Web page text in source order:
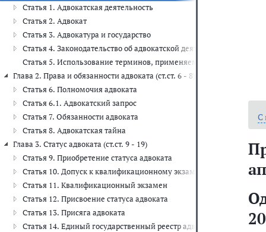
Статья 1. Адвокатская деятельность
Статья 2. Адвокат
Статья 3. Адвокатура и государство
Статья 4. Законодательство об адвокатской деятельности и
Статья 5. Использование терминов, применяемых в настоящем
Глава 2. Права и обязанности адвоката (ст.ст. 6 - 8)
Статья 6. Полномочия адвоката
Статья 6.1. Адвокатский запрос
Статья 7. Обязанности адвоката
Статья 8. Адвокатская тайна
Глава 3. Статус адвоката (ст.ст. 9 - 19)
Статья 9. Приобретение статуса адвоката
Статья 10. Допуск к квалификационному экзамену
Статья 11. Квалификационный экзамен
Статья 12. Присвоение статуса адвоката
Статья 13. Присяга адвоката
Статья 14. Единый государственный реестр адвокатов
С